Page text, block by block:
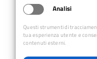
Analisi
Questi strumenti di
tua esperienza utente e
contenuti esterni.